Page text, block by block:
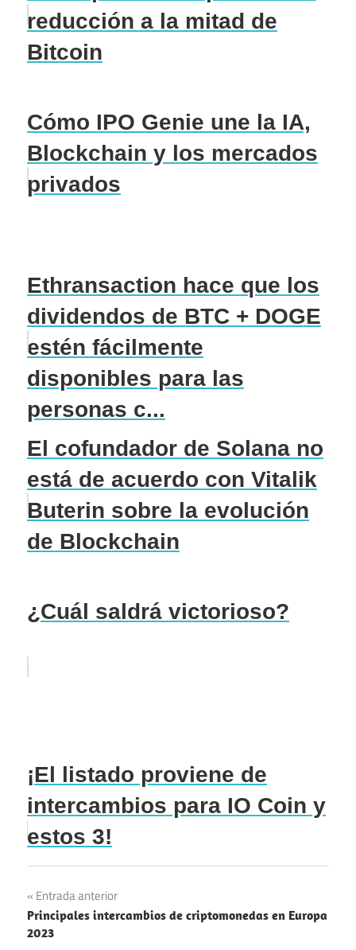
reducción a la mitad de
Bitcoin
Cómo IPO Genie une la IA,
Blockchain y los mercados
privados
Ethransaction hace que los
dividendos de BTC + DOGE
estén fácilmente
disponibles para las
personas c...
El cofundador de Solana no
está de acuerdo con Vitalik
Buterin sobre la evolución
de Blockchain
¿Cuál saldrá victorioso?
¡El listado proviene de
intercambios para IO Coin y
estos 3!
Navegación
de
Entrada anterior
Principales intercambios de criptomonedas en Europa
2023